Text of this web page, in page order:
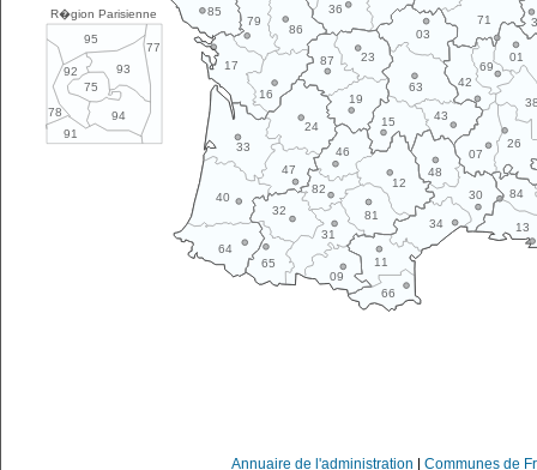
R�gion Parisienne
77
78
91
95
93
75
94
92
11
12
13
15
16
17
19
23
24
26
30
31
32
33
34
36
40
42
43
46
47
48
63
64
65
66
69
01
03
07
09
71
79
81
82 84
85
86
87
Annuaire de l'administration Communes de